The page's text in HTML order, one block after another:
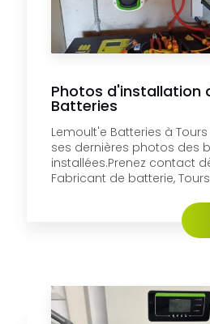
Photos d'installation
Batteries
Lemoult'e Batteries à
ses dernières photos des
installées.Prenez contact
Fabricant de batterie,